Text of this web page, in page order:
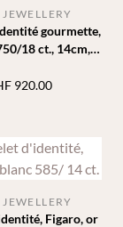
gourmette,
18 ct., 14cm,
920.00
Figaro, or